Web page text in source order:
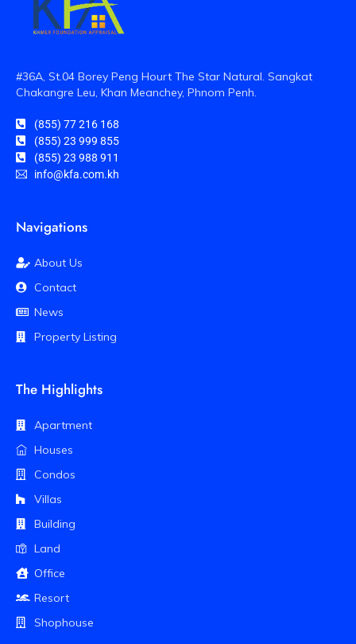
#36A, St.04 Borey Peng Hourt The Star Natural. Sangkat
Chakangre Leu, Khan Meanchey, Phnom Penh.
(855) 77 216 168
(855) 23 999 855
(855) 23 988 911
info@kfa.com.kh
Navigations
About Us
Contact
News
Property Listing
The Highlights
Apartment
Houses
Condos
Villas
Building
Land
Office
Resort
Shophouse